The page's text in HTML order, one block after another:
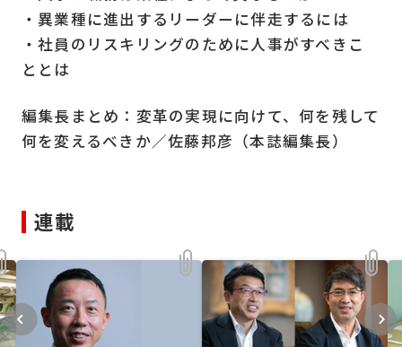
・異業種に進出するリーダーに伴走するには
・社員のリスキリングのために人事がすべきこ
ととは
編集長まとめ：変革の実現に向けて、何を残して
何を変えるべきか／佐藤邦彦（本誌編集長）
連載